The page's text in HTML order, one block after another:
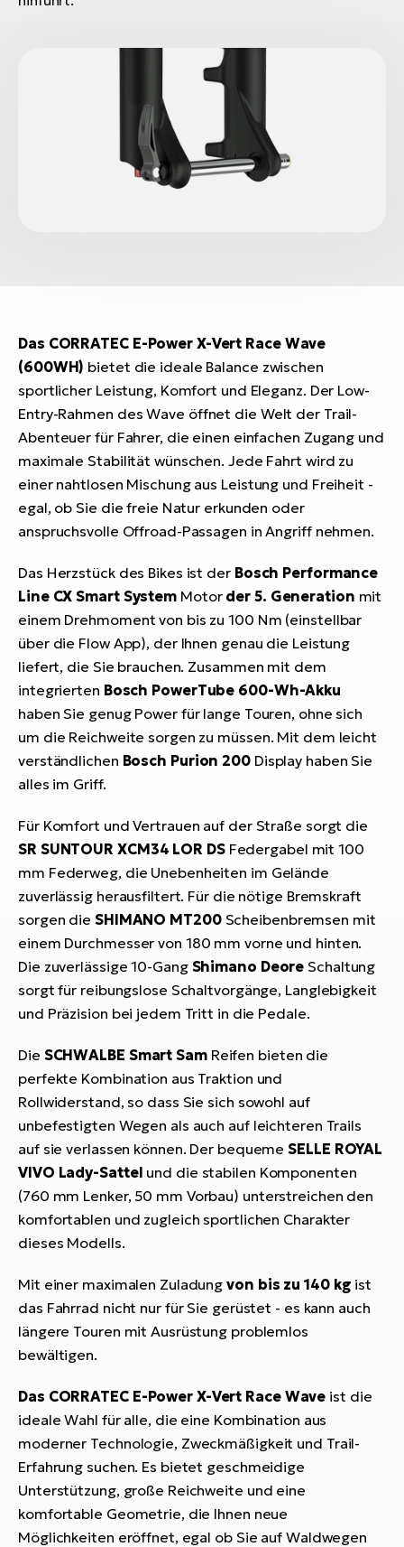
Das CORRATEC E-Power X-Vert Race Wave
(600WH) bietet die ideale Balance zwischen
sportlicher Leistung, Komfort und Eleganz. Der Low-
Entry-Rahmen desWave öffnet die Welt der Trail-
Abenteuer für Fahrer, die einen einfachen Zugang und
maximale Stabilität wünschen. Jede Fahrt wird zu
einer nahtlosen Mischung aus Leistung und Freiheit -
egal, ob Sie die freie Natur erkunden oder
anspruchsvolle Offroad-Passagen in Angriff nehmen.
Das Herzstück des Bikes ist der Bosch Performance
Line CX Smart System Motor der 5. Generation mit
einem Drehmoment von bis zu 100 Nm (einstellbar
über die Flow App), der Ihnen genau die Leistung
liefert, die Sie brauchen. Zusammen mit dem
integrierten Bosch PowerTube 600-Wh-Akku
haben Sie genug Power für lange Touren, ohne sich
um die Reichweite sorgen zu müssen. Mit dem leicht
verständlichen Bosch Purion 200Display haben Sie
alles im Griff.
Für Komfort und Vertrauen auf der Straße sorgt die
SR SUNTOUR XCM34 LOR DSFedergabel mit 100
mm Federweg, die Unebenheiten im Gelände
zuverlässig herausfiltert. Für die nötige Bremskraft
sorgen die SHIMANO MT200Scheibenbremsen mit
einem Durchmesser von 180 mm vorne und hinten.
Die zuverlässige 10-Gang Shimano Deore Schaltung
sorgt für reibungslose Schaltvorgänge, Langlebigkeit
und Präzision bei jedem Tritt in die Pedale.
Die SCHWALBE Smart SamReifen bieten die
perfekte Kombination aus Traktion und
Rollwiderstand, so dass Sie sich sowohl auf
unbefestigten Wegen als auch auf leichteren Trails
auf sie verlassen können. Der bequemeSELLE ROYAL
VIVO Lady-Sattel und die stabilen Komponenten
(760 mm Lenker, 50 mm Vorbau) unterstreichen den
komfortablen und zugleich sportlichen Charakter
dieses Modells.
Mit einer maximalen Zuladungvon bis zu 140 kg ist
das Fahrrad nicht nur für Sie gerüstet - es kann auch
längere Touren mit Ausrüstung problemlos
bewältigen.
Das CORRATEC E-Power X-Vert Race Wave ist die
ideale Wahl für alle, die eine Kombination aus
moderner Technologie, Zweckmäßigkeit und Trail-
Erfahrung suchen. Es bietet geschmeidige
Unterstützung, große Reichweite und eine
komfortable Geometrie, die Ihnen neue
Möglichkeiten eröffnet, egal ob Sie auf Waldwegen